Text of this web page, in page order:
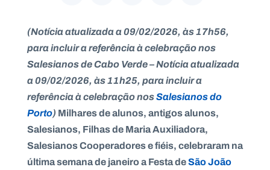
(Notícia atualizada a 09/02/2026, às 17h56,
para incluir a referência à celebração nos
Salesianos de Cabo Verde –Notícia atualizada
a 09/02/2026, às 11h25, para incluir a
referência à celebração nosSalesianos do
Porto) Milhares de alunos, antigos alunos,
Salesianos, Filhas de Maria Auxiliadora,
Salesianos Cooperadores e fiéis, celebraram na
última semana de janeiro a Festa deSão João
Notícias
O
T
L
N
A
C